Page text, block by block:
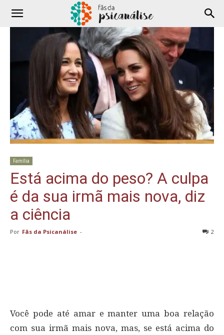
Família
Está acima do peso? A culpa
é da sua irmã mais nova, diz
a ciência
Por Fãs da Psicanálise - 2
Você pode até amar e manter uma boa relação
com sua irmã mais nova, mas, se está acima do